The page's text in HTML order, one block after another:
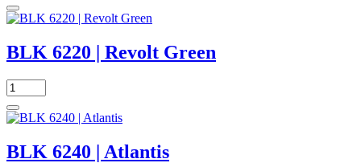
BLK 6220 | Revolt Green
BLK 6240 | Atlantis